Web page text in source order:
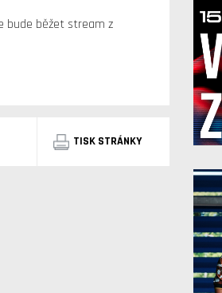
bude běžet stream z
TISK STRÁNKY